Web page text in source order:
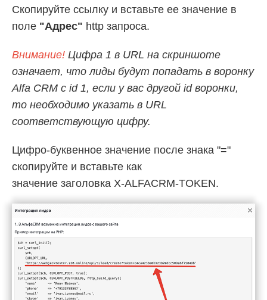
Скопируйте ссылку и вставьте ее значение в
поле "Адрес" http запроса.
Внимание! Цифра 1 в URL на скриншоте
означает, что лиды будут попадать в воронку
Alfa CRM с id 1, если у вас другой id воронки,
то необходимо указать в URL
соответствующую цифру.
Цифро-буквенное значение после знака "="
скопируйте и вставьте как
значение заголовка X-ALFACRM-TOKEN.